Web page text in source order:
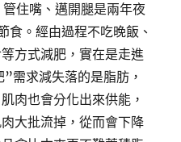
住嘴、邁開腿是兩年夜
食。經由過程不吃晚飯、
方式減肥，實在是走進
需求減失落的是脂肪，
肉也會分化出來供能，
大批流掉，從而會下降